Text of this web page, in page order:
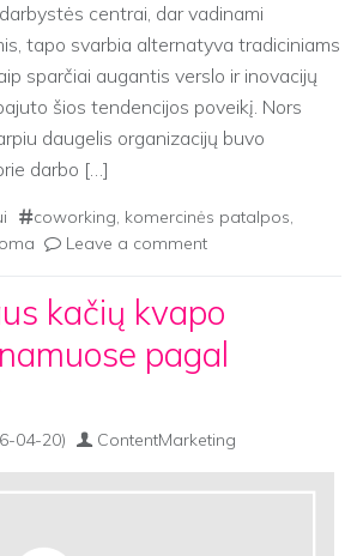
centrai, dar vadinami
tapo svarbia alternatyva tradiciniams
sparčiai augantis verslo ir inovacijų
šios tendencijos poveikį. Nors
daugelis organizacijų buvo
darbo […]
coworking, komercinės patalpos,
Leave a comment
kačių kvapo
pagal
04-20) ContentMarketing